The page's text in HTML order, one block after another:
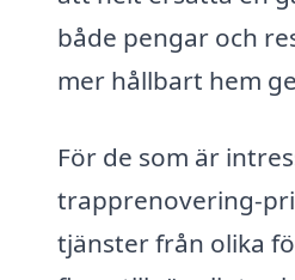
både pengar och
mer hållbart hem
För de som är
trapprenovering-
tjänster från olika